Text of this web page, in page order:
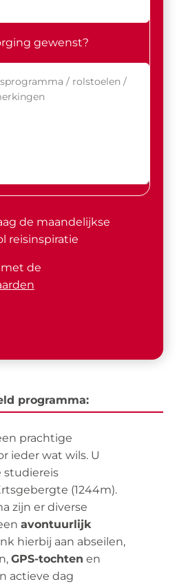
gewenst?
de maandelijkse
reisinspiratie
de
programma:
prachtige
ieder wat wils. U
studiereis
(1244m).
zijn er diverse
avontuurlijk
hierbij aan abseilen,
GPS-tochten en
actieve dag